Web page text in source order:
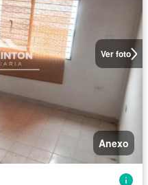
Ver foto
Anexo